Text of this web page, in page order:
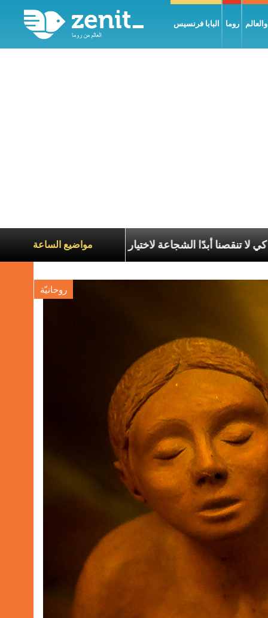
البابا فرنسيس روما
مواضيع الساعة
من قداستكم أن تصلّوا كي لا تنقصنا أبدًا الشجاعة لاختيار
روحانيّة